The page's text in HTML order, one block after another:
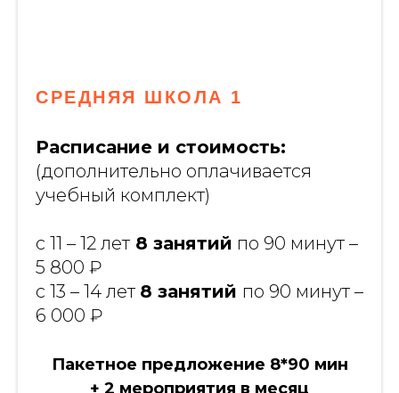
СРЕДНЯЯ ШКОЛА 1
Расписание и стоимость:
(дополнительно оплачивается
учебный комплект)
с 11 – 12 лет 8 занятий по 90 минут –
5 800 ₽
с 13 – 14 лет 8 занятий по 90 минут –
6 000 ₽
Пакетное предложение 8*90 мин
+ 2 мероприятия в месяц